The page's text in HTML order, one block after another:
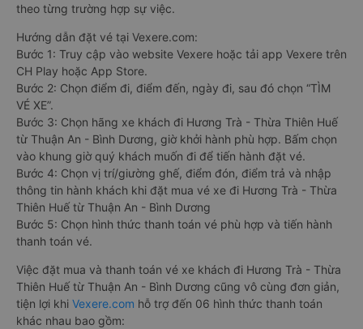
theo từng trường hợp sự việc.
Hướng dẫn đặt vé tại Vexere.com:
Bước 1: Truy cập vào website Vexere hoặc tải app Vexere trên
CH Play hoặc App Store.
Bước 2: Chọn điểm đi, điểm đến, ngày đi, sau đó chọn “TÌM
VÉ XE”.
Bước 3: Chọn hãng xe khách đi Hương Trà - Thừa Thiên Huế
từ Thuận An - Bình Dương, giờ khởi hành phù hợp. Bấm chọn
vào khung giờ quý khách muốn đi để tiến hành đặt vé.
Bước 4: Chọn vị trí/giường ghế, điểm đón, điểm trả và nhập
thông tin hành khách khi đặt mua vé xe đi Hương Trà - Thừa
Thiên Huế từ Thuận An - Bình Dương
Bước 5: Chọn hình thức thanh toán vé phù hợp và tiến hành
thanh toán vé.
Việc đặt mua và thanh toán vé xe khách đi Hương Trà - Thừa
Thiên Huế từ Thuận An - Bình Dương cũng vô cùng đơn giản,
tiện lợi khi Vexere.com hỗ trợ đến 06 hình thức thanh toán
khác nhau bao gồm: